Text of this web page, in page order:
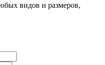
видов и размеров,